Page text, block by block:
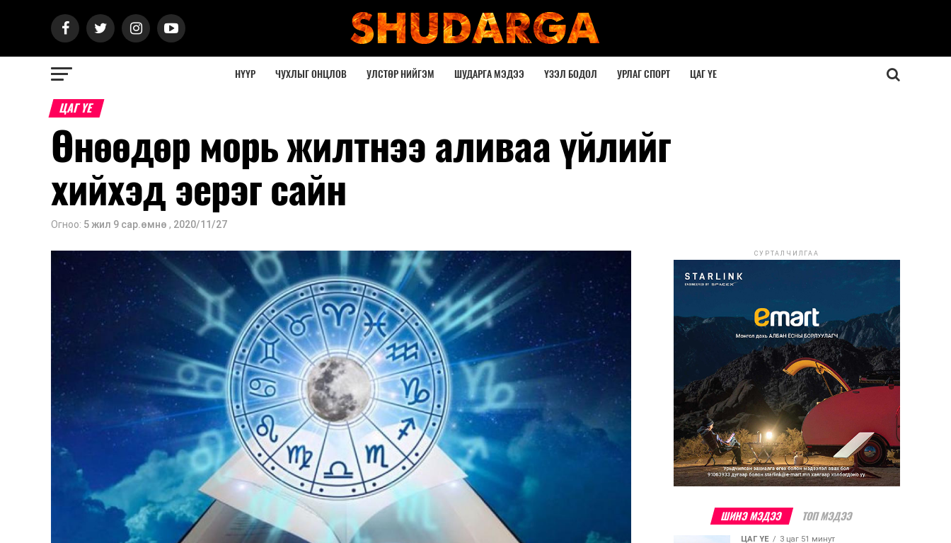
НҮҮР ЧУХЛЫГ ОНЦЛОВ УЛСТӨР НИЙГЭМ ШУДАРГА МЭДЭЭ ҮЗЭЛ БОДОЛ УРЛАГ СПОРТ ЦАГ ҮЕ
ЦАГ ҮЕ
Өнөөдөр морь жилтнээ аливаа үйлийг
хийхэд эерэг сайн
Огноо: 5 жил 9 сар.өмнө , 2020/11/27
СУРТАЛЧИЛГАА
ШИНЭ МЭДЭЭ ТОП МЭДЭЭ
ЦАГ ҮЕ 3 цаг 51 минут